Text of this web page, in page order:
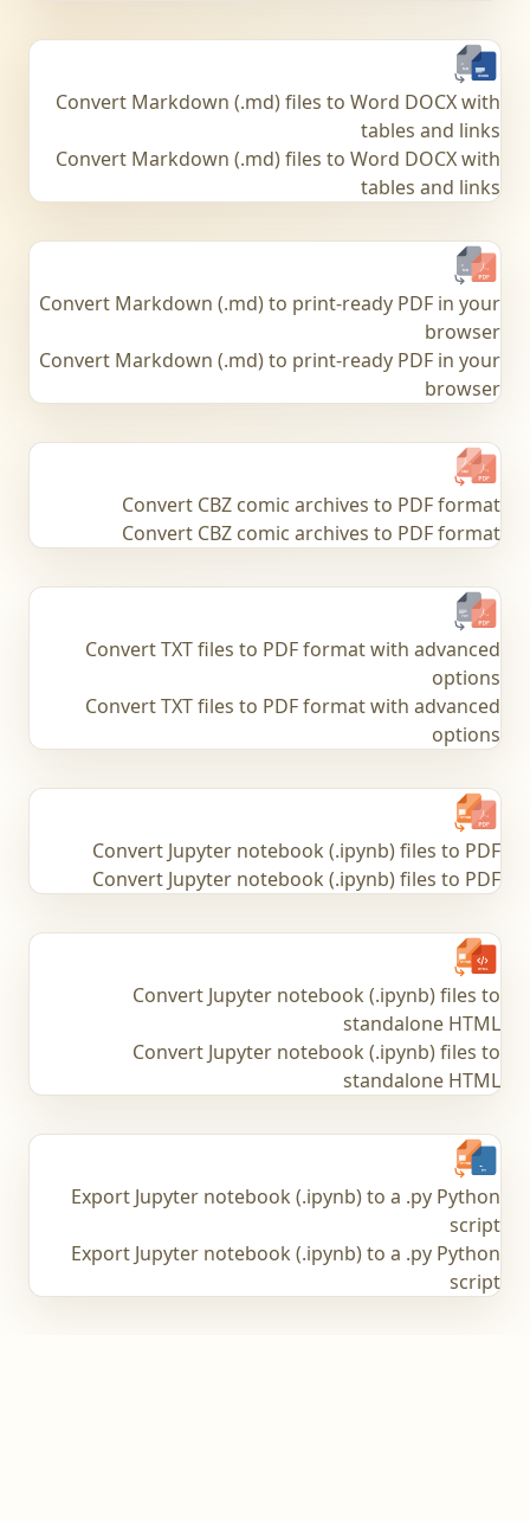
Convert Markdown (.md) files to Word DOCX with
tables and links
Convert Markdown (.md) files to Word DOCX with
tables and links
Convert Markdown (.md) to print-ready PDF in your
browser
Convert Markdown (.md) to print-ready PDF in your
browser
Convert CBZ comic archives to PDF format
Convert CBZ comic archives to PDF format
Convert TXT files to PDF format with advanced
options
Convert TXT files to PDF format with advanced
options
Convert Jupyter notebook (.ipynb) files to PDF
Convert Jupyter notebook (.ipynb) files to PDF
Convert Jupyter notebook (.ipynb) files to
standalone HTML
Convert Jupyter notebook (.ipynb) files to
standalone HTML
Export Jupyter notebook (.ipynb) to a .py Python
script
Export Jupyter notebook (.ipynb) to a .py Python
script